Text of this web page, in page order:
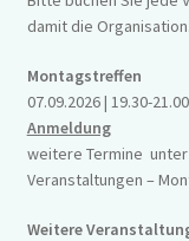
damit die Organisation.
Montagstreffen
07.09.2026 | 19.30-
Anmeldung
weitere Termine unter
Veranstaltungen –
Weitere